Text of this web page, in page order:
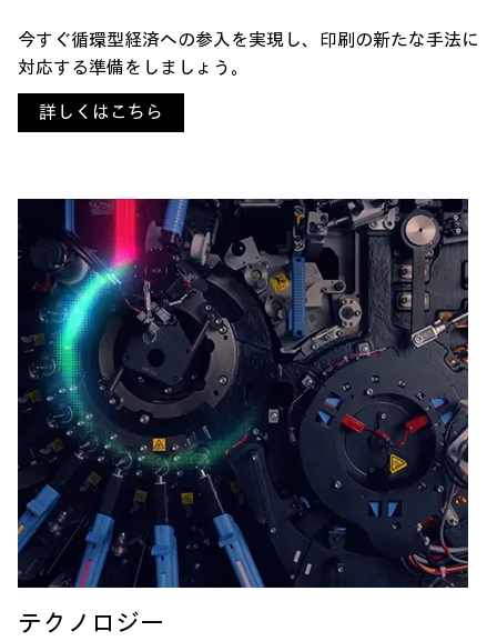
今すぐ循環型経済への参入を実現し、印刷の新たな手法に
対応する準備をしましょう。
詳しくはこちら
テクノロジー